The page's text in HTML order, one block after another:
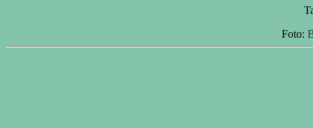
Foto: